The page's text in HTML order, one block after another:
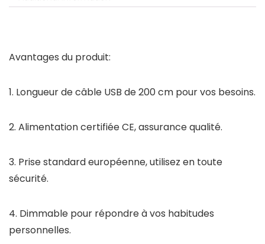
Avantages du produit:
1. Longueur de câble USB de 200 cm pour vos besoins.
2. Alimentation certifiée CE, assurance qualité.
3. Prise standard européenne, utilisez en toute
sécurité.
4. Dimmable pour répondre à vos habitudes
personnelles.